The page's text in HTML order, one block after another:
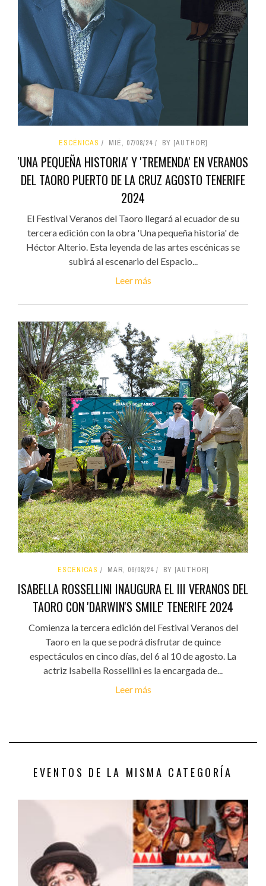
ESCÉNICAS MIÉ, 07/08/24 BY [AUTHOR]
'UNA PEQUEÑA HISTORIA' Y 'TREMENDA' EN VERANOS
DEL TAORO PUERTO DE LA CRUZ AGOSTO TENERIFE
2024
El Festival Veranos del Taoro llegará al ecuador de su
tercera edición con la obra 'Una pequeña historia' de
Héctor Alterio. Esta leyenda de las artes escénicas se
subirá al escenario del Espacio...
Leer más
ESCÉNICAS MAR, 06/08/24 BY [AUTHOR]
ISABELLA ROSSELLINI INAUGURA EL III VERANOS DEL
TAORO CON 'DARWIN'S SMILE' TENERIFE 2024
Comienza la tercera edición del Festival Veranos del
Taoro en la que se podrá disfrutar de quince
espectáculos en cinco días, del 6 al 10 de agosto. La
actriz Isabella Rossellini es la encargada de...
Leer más
EVENTOS DE LA MISMA CATEGORÍA